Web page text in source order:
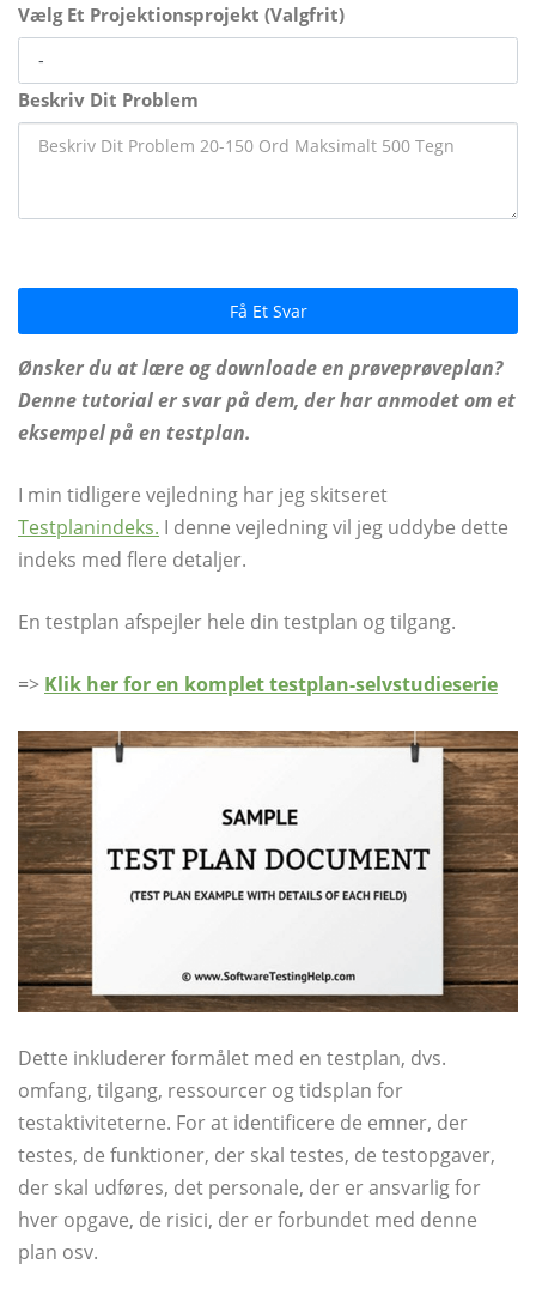
Vælg Et Projektionsprojekt (Valgfrit)
Beskriv Dit Problem
Få Et Svar
Ønsker du at lære og downloade en prøveprøveplan?
Denne tutorial er svar på dem, der har anmodet om et
eksempel på en testplan.
I min tidligere vejledning har jeg skitseret
Testplanindeks. I denne vejledning vil jeg uddybe dette
indeks med flere detaljer.
En testplan afspejler hele din testplan og tilgang.
=> Klik her for en komplet testplan-selvstudieserie
Dette inkluderer formålet med en testplan, dvs.
omfang, tilgang, ressourcer og tidsplan for
testaktiviteterne. For at identificere de emner, der
testes, de funktioner, der skal testes, de testopgaver,
der skal udføres, det personale, der er ansvarlig for
hver opgave, de risici, der er forbundet med denne
plan osv.